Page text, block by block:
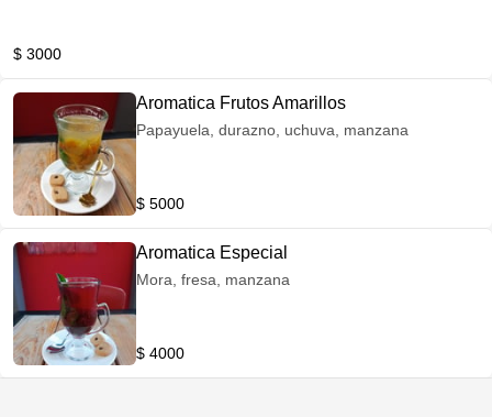
$ 3000
Aromatica Frutos Amarillos
Papayuela, durazno, uchuva, manzana
$ 5000
Aromatica Especial
Mora, fresa, manzana
$ 4000